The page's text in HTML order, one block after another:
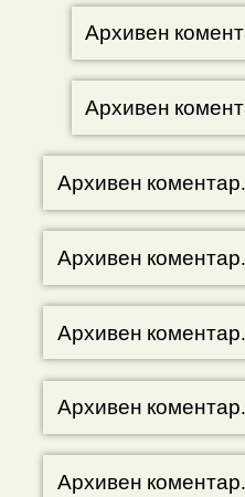
Архивен
Архивен
Архивен коментар.
Архивен коментар.
Архивен коментар.
Архивен коментар.
Архивен коментар.